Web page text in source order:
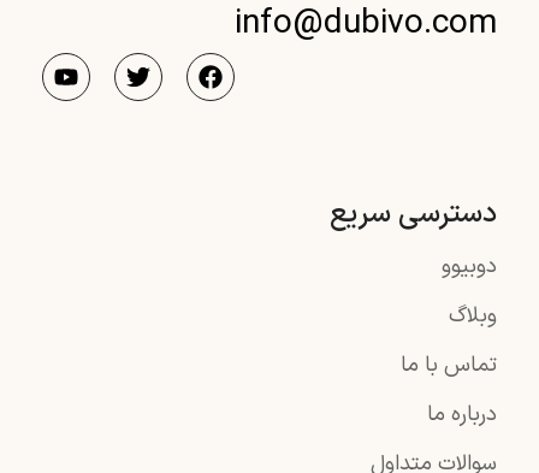
info@dubivo.com
دسترسی سریع
دوبیوو
وبلاگ
تماس با ما
درباره ما
سوالات متداول